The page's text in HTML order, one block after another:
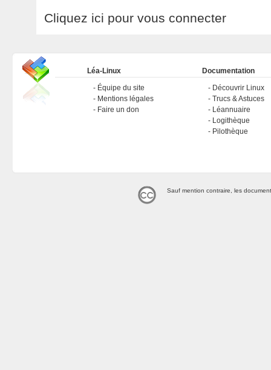
Cliquez ici pour vous connecter
Léa-Linux
Équipe du site
Mentions légales
Faire un don
Documentation
Découvrir Linux
Trucs & Astuces
Léannuaire
Logithèque
Pilothèque
Sauf mention contraire, les